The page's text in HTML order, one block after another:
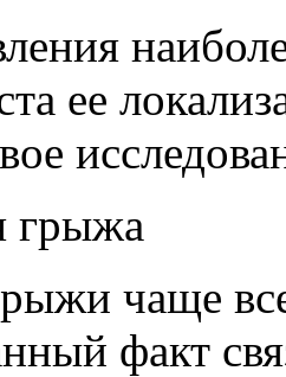
ее
грыжа
чаще
факт